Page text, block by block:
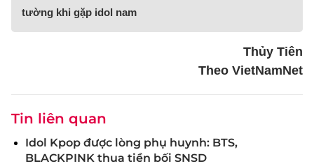
tường khi gặp idol nam
Thủy Tiên
Theo VietNamNet
Tin liên quan
Idol Kpop được lòng phụ huynh: BTS,
BLACKPINK thua tiền bối SNSD